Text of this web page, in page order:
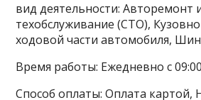
вид деятельности: Авторемонт
техобслуживание (СТО),
ходовой части автомобиля,
Время работы: Ежедневно с
Способ оплаты: Оплата картой,